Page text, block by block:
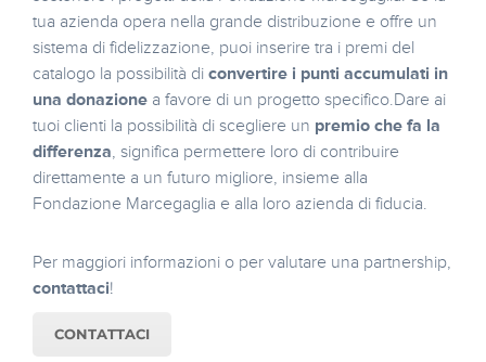
tua azienda opera nella grande distribuzione e offre un
sistema di fidelizzazione, puoi inserire tra i premi del
catalogo la possibilità di convertire i punti accumulati in
una donazione a favore di un progetto specifico.Dare ai
tuoi clienti la possibilità di scegliere un premio che fa la
differenza, significa permettere loro di contribuire
direttamente a un futuro migliore, insieme alla
Fondazione Marcegaglia e alla loro azienda di fiducia.
Per maggiori informazioni o per valutare una partnership,
contattaci!
CONTATTACI